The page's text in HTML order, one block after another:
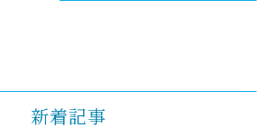
新着記事